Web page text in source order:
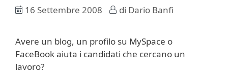
16 Settembre 2008 di Dario Banfi
Avere un blog, un profilo su MySpace o
FaceBook aiuta i candidati che cercano un
lavoro?